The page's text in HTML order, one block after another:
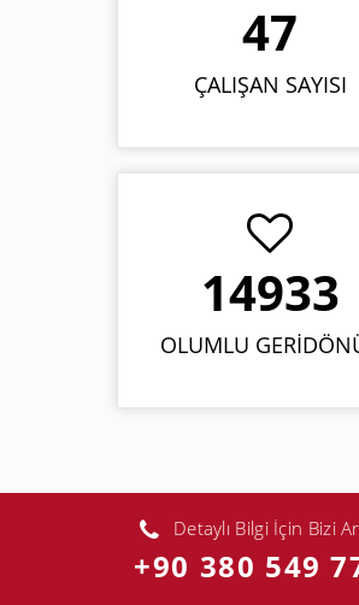
50
ÇALIŞAN SAYISI
16000+
OLUMLU
Detaylı Bilgi İçin Bizi
+90 380 549